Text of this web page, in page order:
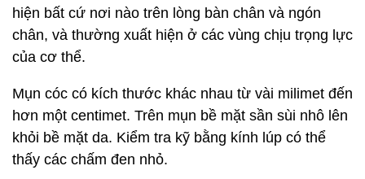
hiện bất cứ nơi nào trên lòng bàn chân và ngón
chân, và thường xuất hiện ở các vùng chịu trọng lực
của cơ thể.
Mụn cóc có kích thước khác nhau từ vài milimet đến
hơn một centimet. Trên mụn bề mặt sần sùi nhô lên
khỏi bề mặt da. Kiểm tra kỹ bằng kính lúp có thể
thấy các chấm đen nhỏ.